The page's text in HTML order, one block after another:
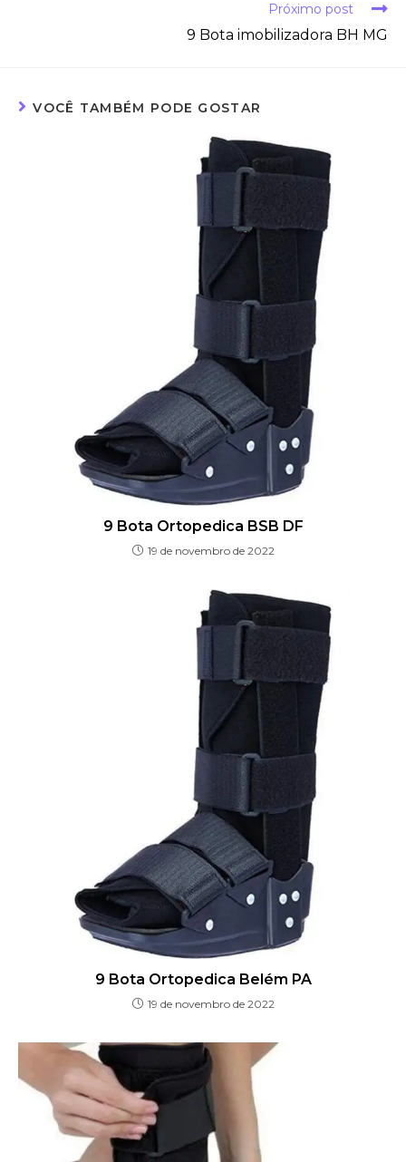
Próximo post
9 Bota imobilizadora BH MG
VOCÊ TAMBÉM PODE GOSTAR
9 Bota Ortopedica BSB DF
19 de novembro de 2022
9 Bota Ortopedica Belém PA
19 de novembro de 2022